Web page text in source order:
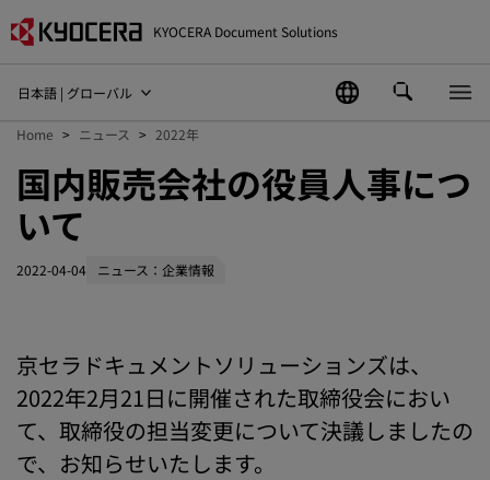
KYOCERA Document Solutions
日本語 | グローバル
Home ニュース 2022年
国内販売会社の役員人事につ
いて
2022-04-04 ニュース：企業情報
京セラドキュメントソリューションズは、
2022年2月21日に開催された取締役会におい
て、取締役の担当変更について決議しましたの
で、お知らせいたします。